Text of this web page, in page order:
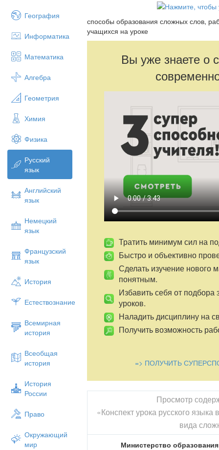
География
Информатика
Математика
Алгебра
Геометрия
Химия
Физика
Русский
язык
Английский
язык
Немецкий
язык
Французский
язык
История
Естествознание
Всемирная
история
Всеобщая
история
История
России
Право
Окружающий
мир
способы образования сложных слов,
учащихся на уроке
Вы уже знаете о
Тратить минимум сил на
Быстро и объективно
Сделать изучение нового
понятным.
Избавить себя от подбора
уроков.
Наладить дисциплину на
Получить возможность
=> ПОЛУЧИТЬ
Просмотр
«Конспект урока русского
вида
Министерство